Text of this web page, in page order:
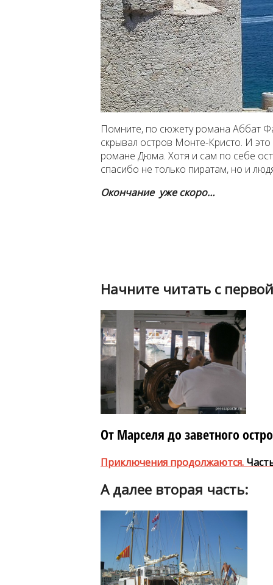
Помните, по сюжету романа Аббат
скрывал остров Монте-Кристо. И
романе Дюма. Хотя и сам по себе
спасибо не только пиратам, но и
Окончание уже скоро…
Начните читать с
От Марселя до заветного
Приключения продолжаются.
А далее вторая часть: